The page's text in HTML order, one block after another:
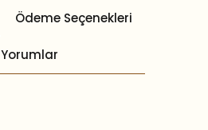
Ödeme Seçenekleri
Yorumlar